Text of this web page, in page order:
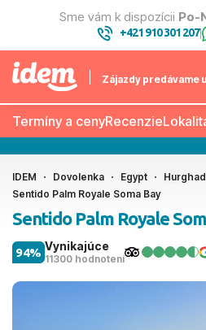
Sme vám k dispozícii Po-
+421 910 301 207|
Zájazdy predávame
Termíny a cenyRecenzie
IDEM Dovolenka Egypt
Sentido Palm Royale Soma Bay
Sentido Palm Royale
Vynikajúce
11300 hodnotení
94%